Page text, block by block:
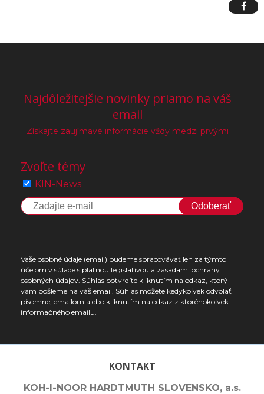
Najdôležitejšie novinky priamo na váš
email
Získajte zaujímavé informácie vždy medzi prvými
Zvoľte témy
KIN-News
Odoberať
Vaše osobné údaje (email) budeme spracovávať len za týmto
účelom v súlade s platnou legislatívou a zásadami ochrany
osobných údajov. Súhlas potvrdíte kliknutím na odkaz, ktorý
vám pošleme na váš email. Súhlas môžete kedykoľvek odvolať
písomne, emailom alebo kliknutím na odkaz z ktoréhokoľvek
informačného emailu.
KONTAKT
KOH-I-NOOR HARDTMUTH SLOVENSKO, a.s.